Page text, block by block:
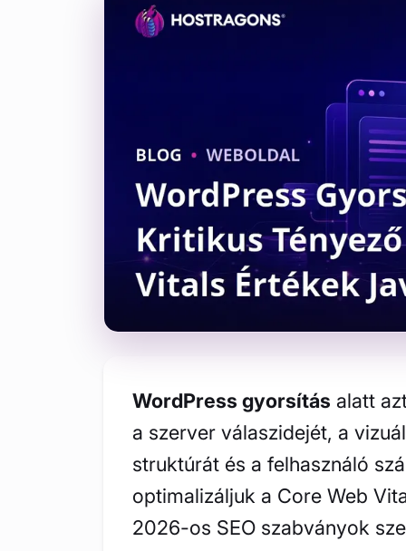
WordPress gyorsítás alatt
a szerver válaszidejét, a
struktúrát és a felhasználó
optimalizáljuk a Core Web
2026-os SEO szabványok